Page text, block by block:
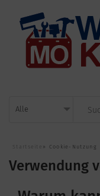
Startseite » Cookie-Nutzung
Verwendung